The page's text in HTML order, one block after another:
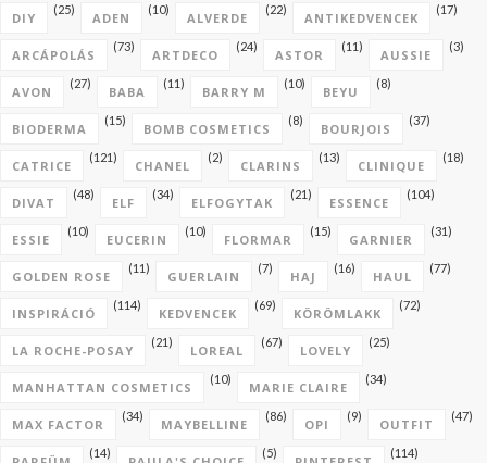
DIY
(25)
ADEN
(10)
ALVERDE
(22)
ANTIKEDVENCEK
(17)
ARCÁPOLÁS
(73)
ARTDECO
(24)
ASTOR
(11)
AUSSIE
(3)
AVON
(27)
BABA
(11)
BARRY M
(10)
BEYU
(8)
BIODERMA
(15)
BOMB COSMETICS
(8)
BOURJOIS
(37)
CATRICE
(121)
CHANEL
(2)
CLARINS
(13)
CLINIQUE
(18)
DIVAT
(48)
ELF
(34)
ELFOGYTAK
(21)
ESSENCE
(104)
ESSIE
(10)
EUCERIN
(10)
FLORMAR
(15)
GARNIER
(31)
GOLDEN ROSE
(11)
GUERLAIN
(7)
HAJ
(16)
HAUL
(77)
INSPIRÁCIÓ
(114)
KEDVENCEK
(69)
KÖRÖMLAKK
(72)
LA ROCHE-POSAY
(21)
LOREAL
(67)
LOVELY
(25)
MANHATTAN COSMETICS
(10)
MARIE CLAIRE
(34)
MAX FACTOR
(34)
MAYBELLINE
(86)
OPI
(9)
OUTFIT
(47)
(14) (5) (114)